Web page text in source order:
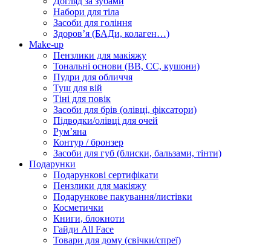
Набори для тіла
Засоби для гоління
Здоровʼя (БАДи, колаген…)
Make-up
Пензлики для макіяжу
Тональні основи (BB, CC, кушони)
Пудри для обличчя
Туш для вій
Тіні для повік
Засоби для брів (олівці, фіксатори)
Підводки/олівці для очей
Румʼяна
Контур / бронзер
Засоби для губ (блиски, бальзами, тінти)
Подарунки
Подарункові сертифікати
Пензлики для макіяжу
Подарункове пакування/листівки
Косметички
Книги, блокноти
Гайди All Face
Товари для дому (свічки/спреї)